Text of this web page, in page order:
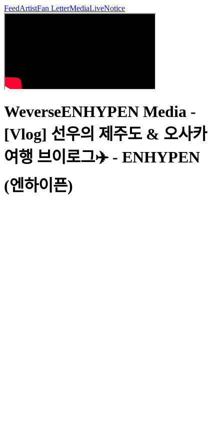
FeedArtistFan LetterMediaLiveNotice
WeverseENHYPEN Media -
[Vlog] 선우의 제주도 & 오사카
여행 브이로그✈️ - ENHYPEN
(엔하이픈)